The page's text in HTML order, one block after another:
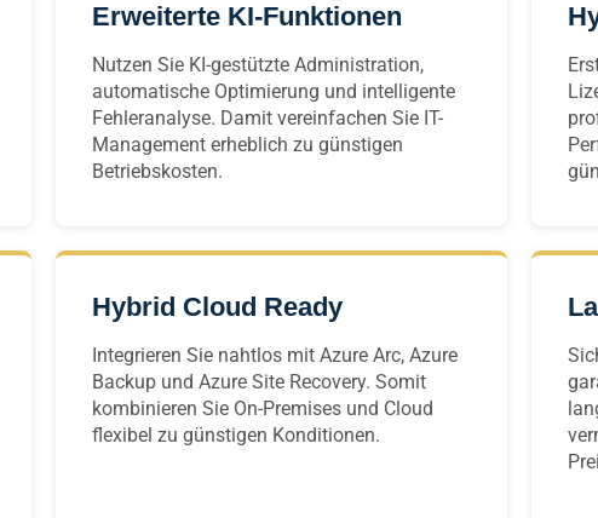
Erweiterte KI-Funktionen
Nutzen Sie KI-gestützte Administration,
automatische Optimierung und intelligente
Fehleranalyse. Damit vereinfachen Sie IT-
Management erheblich zu günstigen
Betriebskosten.
Hybrid Cloud Ready
Integrieren Sie nahtlos mit Azure Arc, Azure
Backup und Azure Site Recovery. Somit
kombinieren Sie On-Premises und Cloud
flexibel zu günstigen Konditionen.